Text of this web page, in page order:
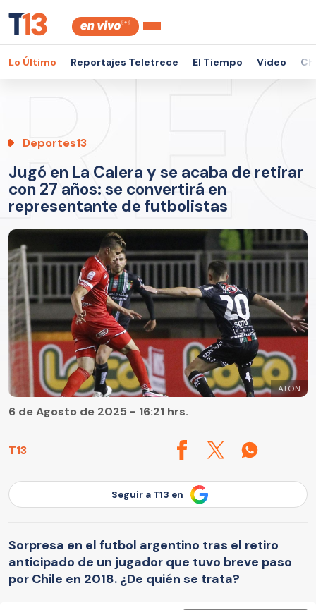
Lo Último Reportajes Teletrece El Tiempo Video
Deportes13
Jugó en La Calera y se acaba de retirar
con 27 años: se convertirá en
representante de futbolistas
ATON
T13
6 de Agosto de 2025 - 16:21 hrs.
Seguir a T13 en
Sorpresa en el futbol argentino tras el retiro
anticipado de un jugador que tuvo breve paso
por Chile en 2018. ¿De quién se trata?